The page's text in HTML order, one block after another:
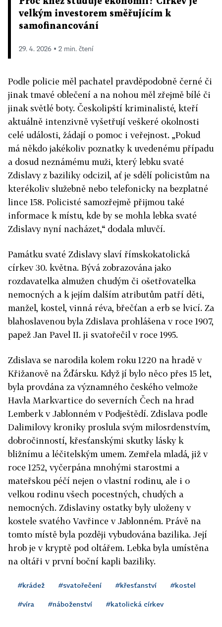
velkým investorem směřujícím k
samofinancování
29. 4. 2026 ▪ 2 min. čtení
Podle policie měl pachatel pravděpodobně černé či
jinak tmavé oblečení a na nohou měl zřejmě bílé či
jinak světlé boty. Českolipští kriminalisté, kteří
aktuálně intenzivně vyšetřují veškeré okolnosti
celé události, žádají o pomoc i veřejnost. „Pokud
má někdo jakékoliv poznatky k uvedenému případu
a dosud neznámému muži, který lebku svaté
Zdislavy z baziliky odcizil, ať je sdělí policistům na
kterékoliv služebně nebo telefonicky na bezplatné
lince 158. Policisté samozřejmě přijmou také
informace k místu, kde by se mohla lebka svaté
Zdislavy nyní nacházet,“ dodala mluvčí.
Památku svaté Zdislavy slaví římskokatolická
církev 30. května. Bývá zobrazována jako
rozdavatelka almužen chudým či ošetřovatelka
nemocných a k jejím dalším atributům patří děti,
manžel, kostel, vinná réva, břečťan a erb se lvicí. Za
blahoslavenou byla Zdislava prohlášena v roce 1907,
papež Jan Pavel II. ji svatořečil v roce 1995.
Zdislava se narodila kolem roku 1220 na hradě v
Křižanově na Žďársku. Když jí bylo něco přes 15 let,
byla provdána za významného českého velmože
Havla Markvartice do severních Čech na hrad
Lemberk v Jablonném v Podještědí. Zdislava podle
Dalimilovy kroniky proslula svým milosrdenstvím,
dobročinností, křesťanskými skutky lásky k
bližnímu a léčitelským umem. Zemřela mladá, již v
roce 1252, vyčerpána mnohými starostmi a
mateřskou péčí nejen o vlastní rodinu, ale i o
velkou rodinu všech pocestných, chudých a
nemocných. Zdislaviny ostatky byly uloženy v
kostele svatého Vavřince v Jablonném. Právě na
tomto místě byla později vybudována bazilika. Její
hrob je v kryptě pod oltářem. Lebka byla umístěna
na oltáři v první boční kapli baziliky.
#krádež #svatořečení #křesťanství #kostel
#víra #náboženství #katolická církev